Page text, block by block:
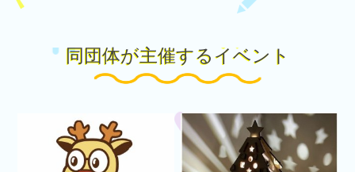
同団体が主催するイベント